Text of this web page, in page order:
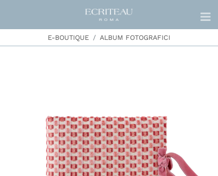
E-BOUTIQUE ALBUM FOTOGRAFICI